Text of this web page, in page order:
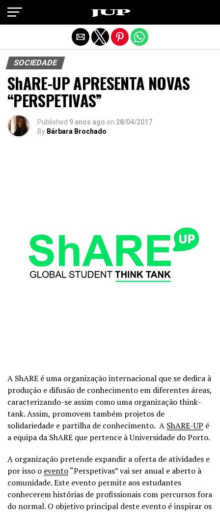
SOCIEDADE
ShARE-UP APRESENTA NOVAS
“PERSPETIVAS”
Published 9 anos ago on 28/04/2017
By Bárbara Brochado
A ShARE é uma organização internacional que se dedica à
produção e difusão de conhecimento em diferentes áreas,
caracterizando-se assim como uma organização think-
tank. Assim, promovem também projetos de
solidariedade e partilha de conhecimento. A ShARE-UP é
a equipa da ShARE que pertence à Universidade do Porto.
A organização pretende expandir a oferta de atividades e
por isso o evento“Perspetivas” vai ser anual e aberto à
comunidade. Este evento permite aos estudantes
conhecerem histórias de profissionais com percursos fora
do normal. O objetivo principal deste evento é inspirar os
Exit mobile version